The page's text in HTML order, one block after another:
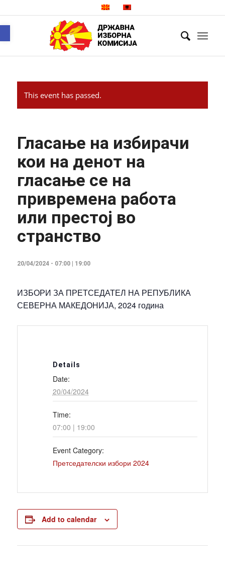
This event has passed.
Гласање на избирачи
кои на денот на
гласање се на
привремена работа
или престој во
странство
20/04/2024 - 07:00| 19:00
ИЗБОРИ ЗА ПРЕТСЕДАТЕЛ НА РЕПУБЛИКА
СЕВЕРНА МАКЕДОНИЈА, 2024 година
Details
Date:
20/04/2024
Time:
07:00 | 19:00
Event Category:
Претседателски избори 2024
Add to calendar
Open toolbar